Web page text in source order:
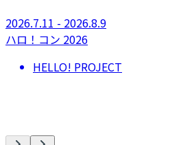
2026.7.11 - 2026.8.9
ハロ！コン 2026
HELLO! PROJECT